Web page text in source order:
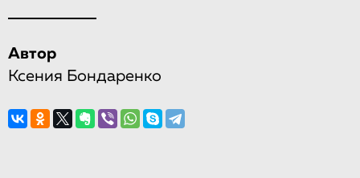
Автор
Ксения Бондаренко